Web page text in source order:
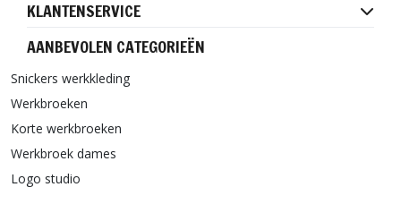
KLANTENSERVICE
AANBEVOLEN CATEGORIEËN
Snickers werkkleding
Werkbroeken
Korte werkbroeken
Werkbroek dames
Logo studio